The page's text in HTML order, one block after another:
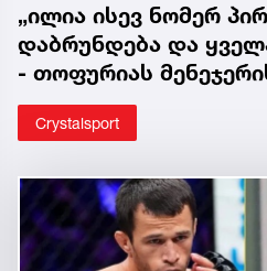
„ილია ისევ ნომერ
დაბრუნდება და
- თოფურიას
Crystalsport